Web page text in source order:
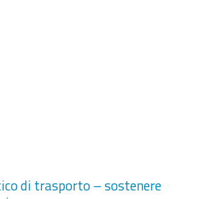
di trasporto – sostenere